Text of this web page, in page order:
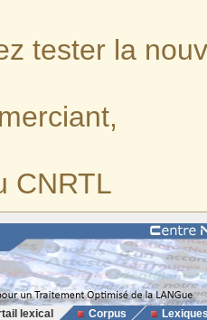
tester la
CNRTL
lexical Corpus